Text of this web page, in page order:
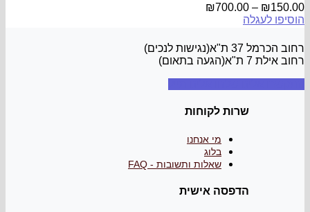
₪150.00
–
₪700.00
הוסיפו לעגלה
רחוב הכרמל 37 ת"א(נגישות לנכים)
רחוב אילת 7 ת"א(הגעה בתאום)
שרות לקוחות
מי אנחנו
בלוג
שאלות ותשובות - FAQ
הדפסה אישית